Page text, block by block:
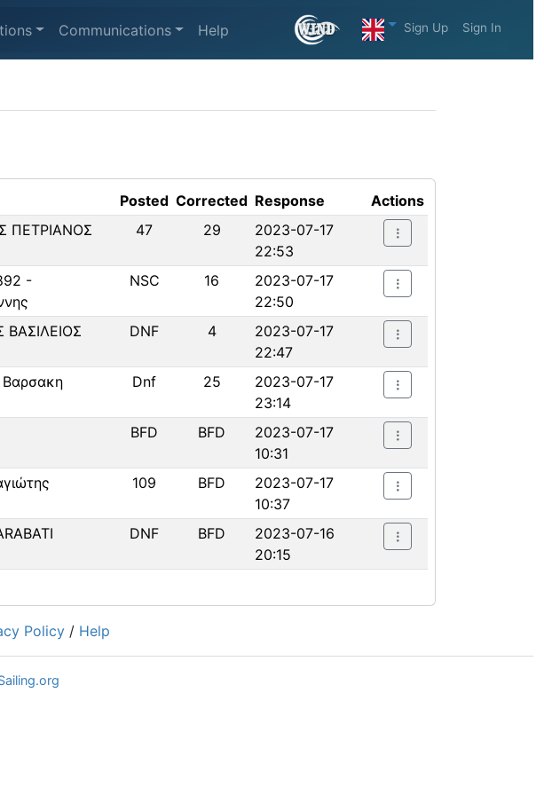
Communications Help Sign Up Sign In
Posted Corrected Response
Actions
ΠΕΤΡΙΑΝΟΣ 47 29
2023-07-17
22:53
-
NSC 16
2023-07-17
22:50
ΒΑΣΙΛΕΙΟΣ
DNF 4
2023-07-17
22:47
Dnf 25
2023-07-17
23:14
BFD BFD
2023-07-17
10:31
109 BFD
2023-07-17
10:37
DNF BFD
2023-07-16
20:15
Policy / Help